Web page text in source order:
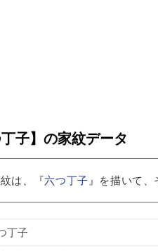
丁子】の家紋データ
は、『六つ丁子』を描いて、
丁子